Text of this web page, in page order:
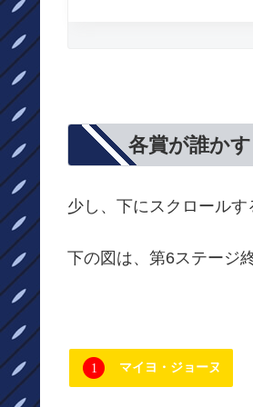
各賞が誰か
少し、下にスクロールす
下の図は、第6ステージ
1x マイヨ・ジョーヌ